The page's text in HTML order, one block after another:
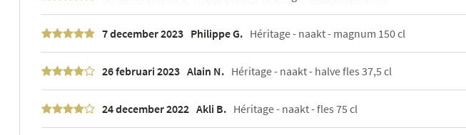
7 december 2023 Philippe G. Héritage - naakt - magnum 150 cl
26 februari 2023 Alain N. Héritage - naakt - halve fles 37,5 cl
24 december 2022 Akli B. Héritage - naakt - fles 75 cl